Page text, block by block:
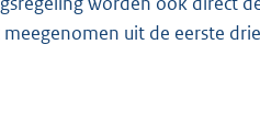
uit de eerste